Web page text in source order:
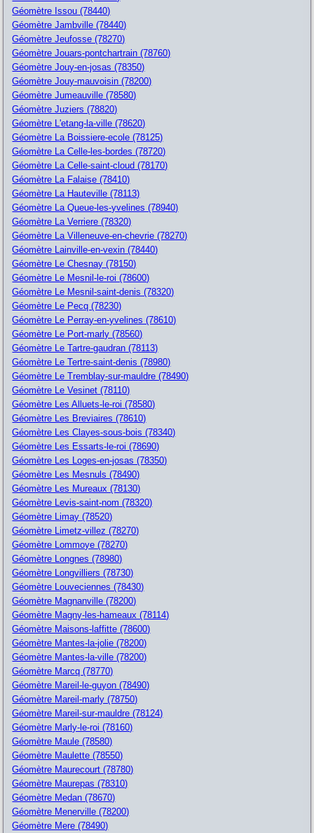
Géomètre Issou (78440)
Géomètre Jambville (78440)
Géomètre Jeufosse (78270)
Géomètre Jouars-pontchartrain (78760)
Géomètre Jouy-en-josas (78350)
Géomètre Jouy-mauvoisin (78200)
Géomètre Jumeauville (78580)
Géomètre Juziers (78820)
Géomètre L'etang-la-ville (78620)
Géomètre La Boissiere-ecole (78125)
Géomètre La Celle-les-bordes (78720)
Géomètre La Celle-saint-cloud (78170)
Géomètre La Falaise (78410)
Géomètre La Hauteville (78113)
Géomètre La Queue-les-yvelines (78940)
Géomètre La Verriere (78320)
Géomètre La Villeneuve-en-chevrie (78270)
Géomètre Lainville-en-vexin (78440)
Géomètre Le Chesnay (78150)
Géomètre Le Mesnil-le-roi (78600)
Géomètre Le Mesnil-saint-denis (78320)
Géomètre Le Pecq (78230)
Géomètre Le Perray-en-yvelines (78610)
Géomètre Le Port-marly (78560)
Géomètre Le Tartre-gaudran (78113)
Géomètre Le Tertre-saint-denis (78980)
Géomètre Le Tremblay-sur-mauldre (78490)
Géomètre Le Vesinet (78110)
Géomètre Les Alluets-le-roi (78580)
Géomètre Les Breviaires (78610)
Géomètre Les Clayes-sous-bois (78340)
Géomètre Les Essarts-le-roi (78690)
Géomètre Les Loges-en-josas (78350)
Géomètre Les Mesnuls (78490)
Géomètre Les Mureaux (78130)
Géomètre Levis-saint-nom (78320)
Géomètre Limay (78520)
Géomètre Limetz-villez (78270)
Géomètre Lommoye (78270)
Géomètre Longnes (78980)
Géomètre Longvilliers (78730)
Géomètre Louveciennes (78430)
Géomètre Magnanville (78200)
Géomètre Magny-les-hameaux (78114)
Géomètre Maisons-laffitte (78600)
Géomètre Mantes-la-jolie (78200)
Géomètre Mantes-la-ville (78200)
Géomètre Marcq (78770)
Géomètre Mareil-le-guyon (78490)
Géomètre Mareil-marly (78750)
Géomètre Mareil-sur-mauldre (78124)
Géomètre Marly-le-roi (78160)
Géomètre Maule (78580)
Géomètre Maulette (78550)
Géomètre Maurecourt (78780)
Géomètre Maurepas (78310)
Géomètre Medan (78670)
Géomètre Menerville (78200)
Géomètre Mere (78490)